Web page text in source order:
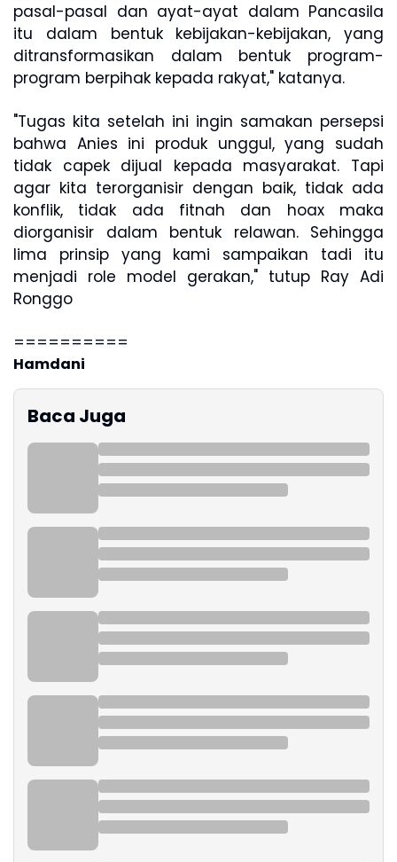
pasal-pasal dan ayat-ayat dalam Pancasila
itu dalam bentuk kebijakan-kebijakan, yang
ditransformasikan dalam bentuk program-
program berpihak kepada rakyat," katanya.
"Tugas kita setelah ini ingin samakan persepsi
bahwa Anies ini produk unggul, yang sudah
tidak capek dijual kepada masyarakat. Tapi
agar kita terorganisir dengan baik, tidak ada
konflik, tidak ada fitnah dan hoax maka
diorganisir dalam bentuk relawan. Sehingga
lima prinsip yang kami sampaikan tadi itu
menjadi role model gerakan," tutup Ray Adi
Ronggo
==========
Hamdani
Baca Juga